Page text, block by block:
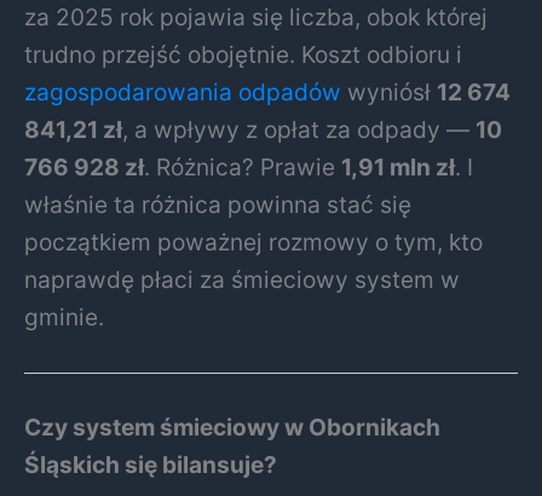
za 2025 rok pojawia się liczba, obok której
trudno przejść obojętnie. Koszt odbioru i
zagospodarowania odpadów wyniósł 12 674
841,21 zł, a wpływy z opłat za odpady — 10
766 928 zł. Różnica? Prawie 1,91 mln zł. I
właśnie ta różnica powinna stać się
początkiem poważnej rozmowy o tym, kto
naprawdę płaci za śmieciowy system w
gminie.
Czy system śmieciowy w Obornikach
Śląskich się bilansuje?